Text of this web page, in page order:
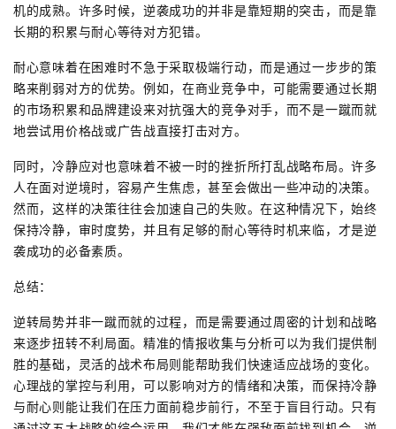
机的成熟。许多时候，逆袭成功的并非是靠短期的突击，而是靠
长期的积累与耐心等待对方犯错。
耐心意味着在困难时不急于采取极端行动，而是通过一步步的策
略来削弱对方的优势。例如，在商业竞争中，可能需要通过长期
的市场积累和品牌建设来对抗强大的竞争对手，而不是一蹴而就
地尝试用价格战或广告战直接打击对方。
同时，冷静应对也意味着不被一时的挫折所打乱战略布局。许多
人在面对逆境时，容易产生焦虑，甚至会做出一些冲动的决策。
然而，这样的决策往往会加速自己的失败。在这种情况下，始终
保持冷静，审时度势，并且有足够的耐心等待时机来临，才是逆
袭成功的必备素质。
总结：
逆转局势并非一蹴而就的过程，而是需要通过周密的计划和战略
来逐步扭转不利局面。精准的情报收集与分析可以为我们提供制
胜的基础，灵活的战术布局则能帮助我们快速适应战场的变化。
心理战的掌控与利用，可以影响对方的情绪和决策，而保持冷静
与耐心则能让我们在压力面前稳步前行，不至于盲目行动。只有